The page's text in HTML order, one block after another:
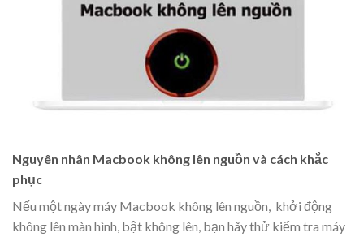
Nguyên nhân Macbook không lên nguồn và cách khắc
phục
Nếu một ngày máy Macbook không lên nguồn, khởi động
không lên màn hình, bật không lên, bạn hãy thử kiểm tra máy